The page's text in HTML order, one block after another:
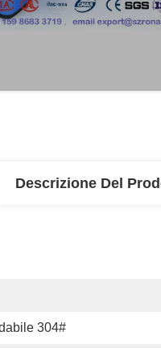
Descrizione Del
304#